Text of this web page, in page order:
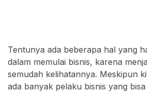
Tentunya ada beberapa hal yang
dalam memulai bisnis, karena
semudah kelihatannya. Meskipun
ada banyak pelaku bisnis yang